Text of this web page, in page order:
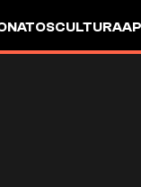
CULTURA